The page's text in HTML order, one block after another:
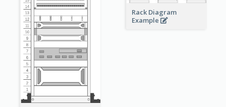
Rack Diagram
Example